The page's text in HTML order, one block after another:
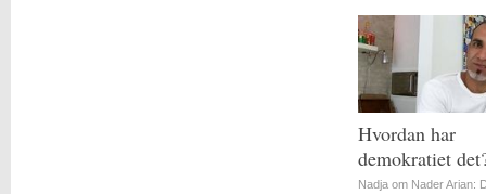
Hvordan har
demokratiet
Nadja om Nader Arian: